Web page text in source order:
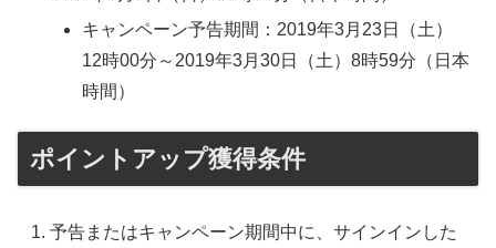
キャンペーン予告期間：2019年3月23日（土）
12時00分～2019年3月30日（土）8時59分（日本
時間）
ポイントアップ獲得条件
予告またはキャンペーン期間中に、サインインした